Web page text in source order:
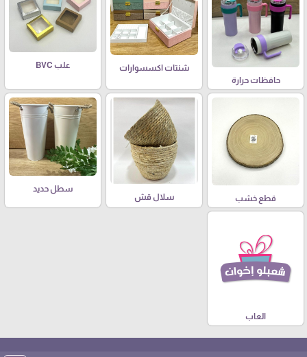
حافظات حرارة
شنتات اكسسوارات علب BVC
قطع خشب سلال قش
سطل حديد
العاب